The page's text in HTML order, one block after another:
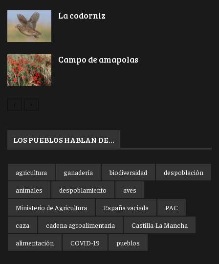
La codorniz
Campo de amapolas
LOS PUEBLOS HABLAN DE…
agricultura ganadería biodiversidad
despoblación
animales
despoblamiento
aves
Ministerio de Agricultura
España vaciada
PAC
caza
cadena agroalimentaria
Castilla-La Mancha
alimentación
COVID-19 pueblos